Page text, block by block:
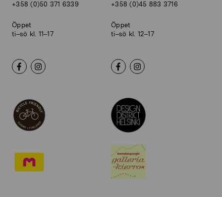
+358 (0)50 371 6339
Öppet
ti–sö kl. 11–17
+358 (0)45 883 3716
Öppet
ti–sö kl. 12–17